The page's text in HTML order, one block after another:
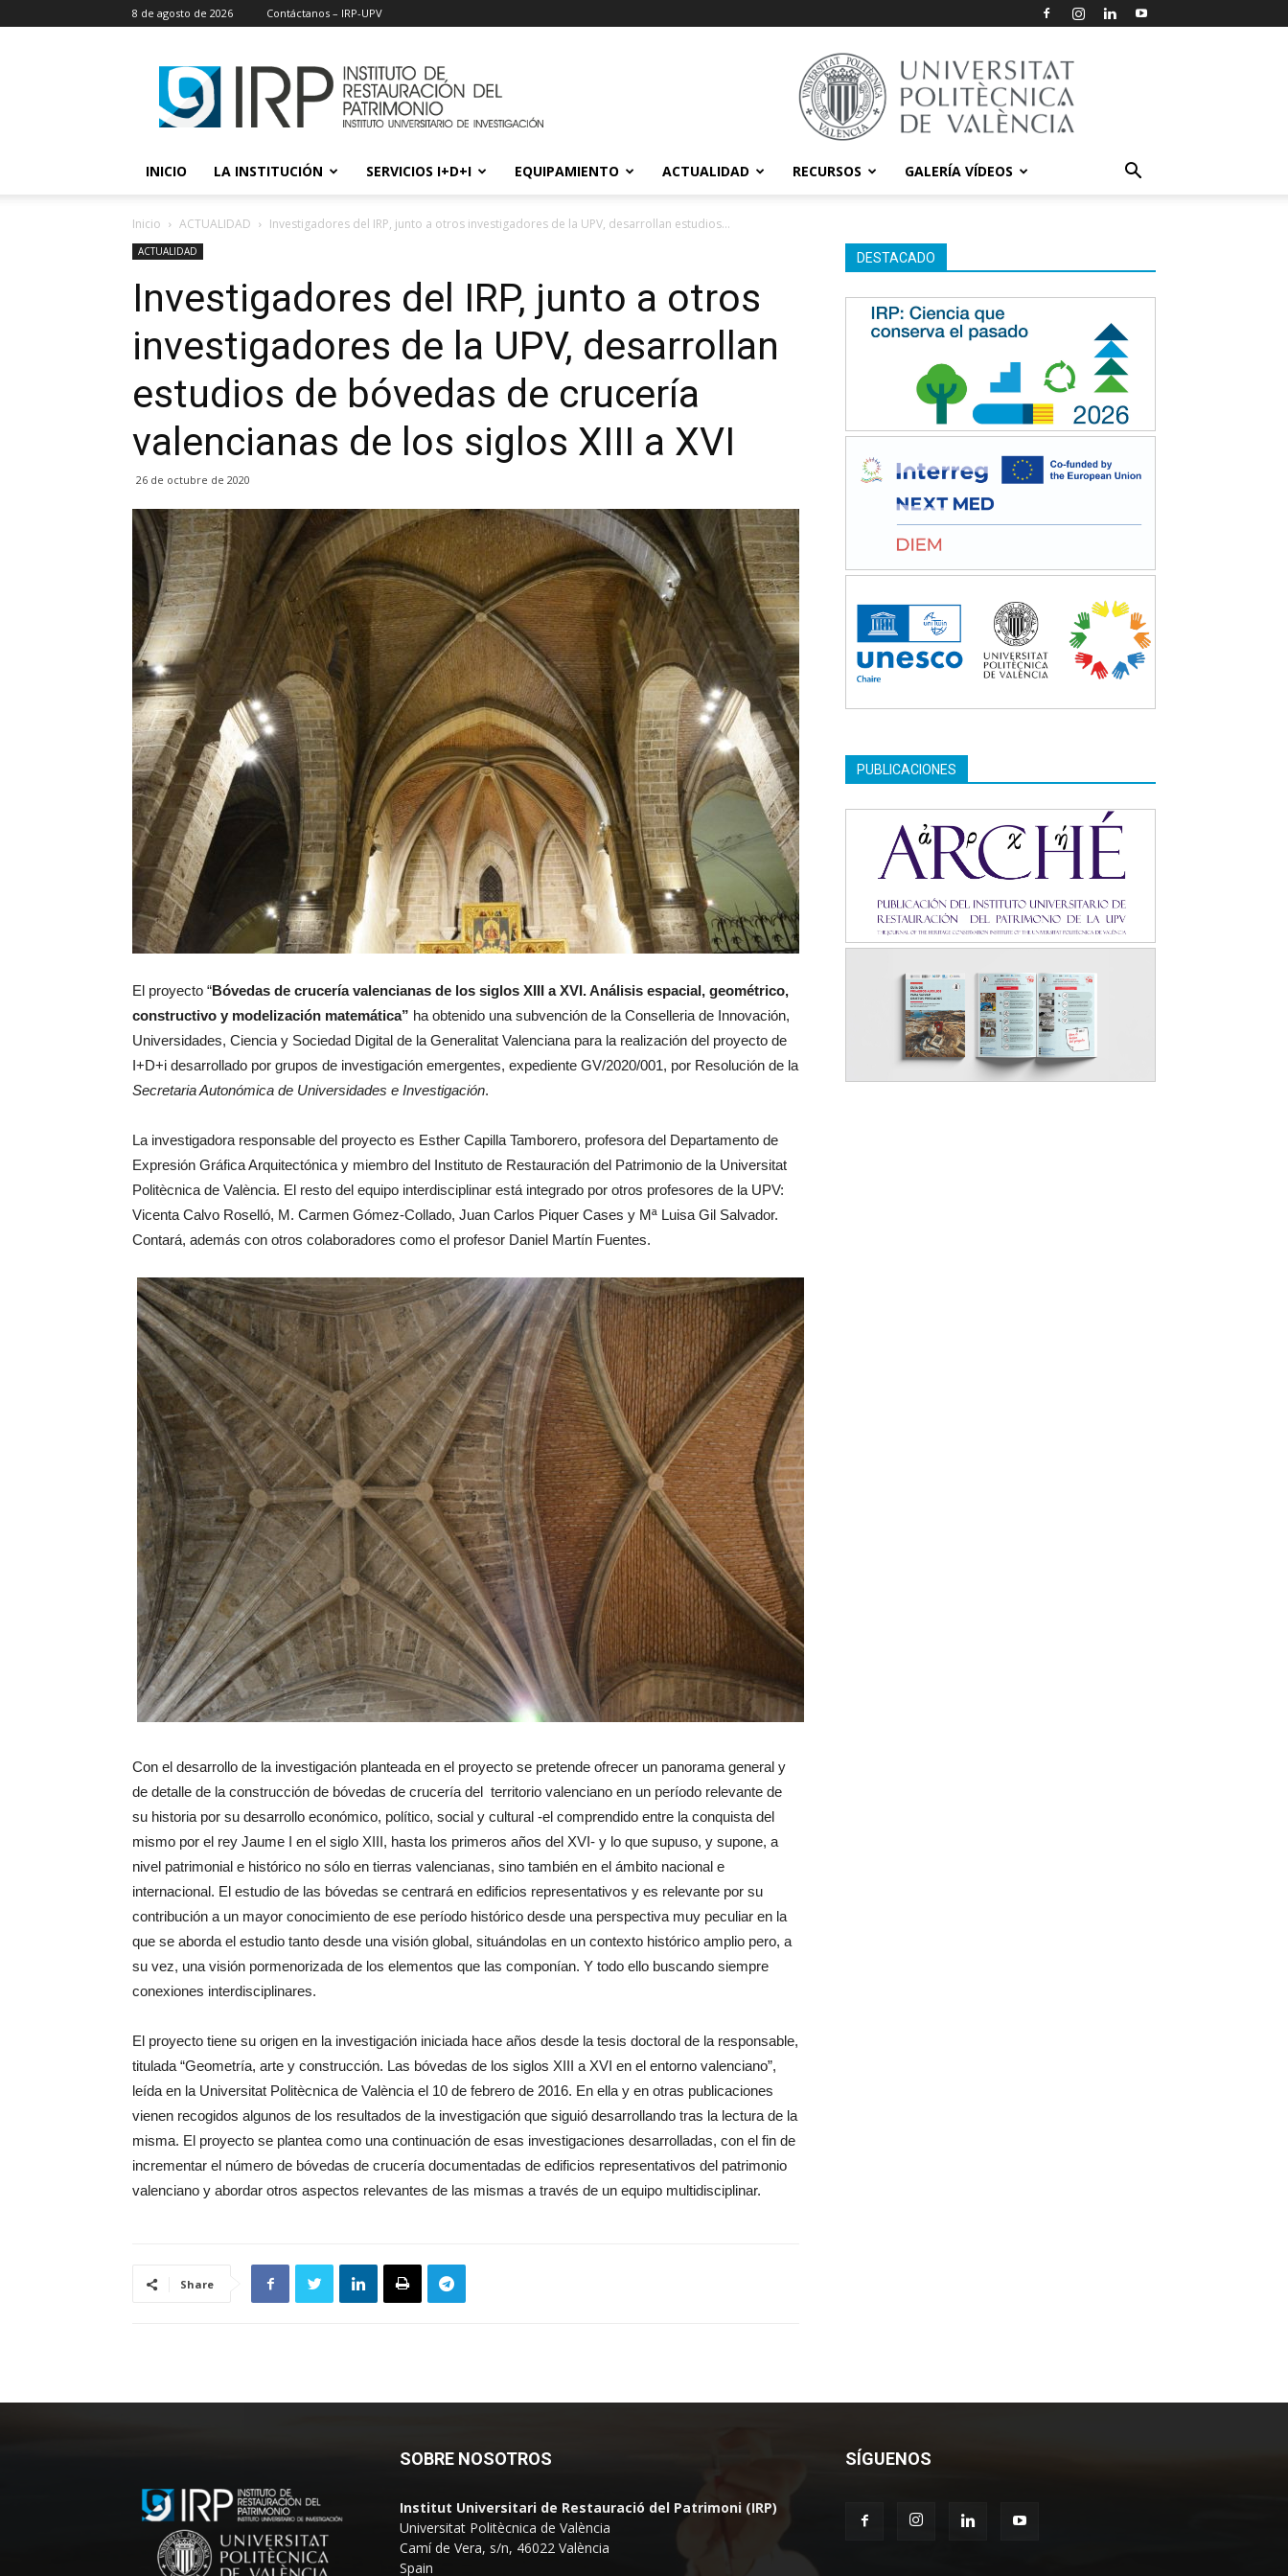
8 de agosto de 2026 Contáctanos – IRP-UPV
IRP
INICIO LA INSTITUCIÓN SERVICIOS I+D+I EQUIPAMIENTO ACTUALIDAD RECURSOS GALERÍA VÍDEOS
Inicio ACTUALIDAD Investigadores del IRP, junto a otros investigadores de la UPV, desarrollan estudios...
ACTUALIDAD
Investigadores del IRP, junto a otros
investigadores de la UPV, desarrollan
estudios de bóvedas de crucería
valencianas de los siglos XIII a XVI
26 de octubre de 2020
El proyecto “Bóvedas de crucería valencianas de los siglos XIII a XVI. Análisis espacial, geométrico,
constructivo y modelización matemática” ha obtenido una subvención de la Conselleria de Innovación,
Universidades, Ciencia y Sociedad Digital de la Generalitat Valenciana para la realización del proyecto de
I+D+i desarrollado por grupos de investigación emergentes, expediente GV/2020/001, por Resolución de la
Secretaria Autonómica de Universidades e Investigación.
La investigadora responsable del proyecto es Esther Capilla Tamborero, profesora del Departamento de
Expresión Gráfica Arquitectónica y miembro del Instituto de Restauración del Patrimonio de la Universitat
Politècnica de València. El resto del equipo interdisciplinar está integrado por otros profesores de la UPV:
Vicenta Calvo Roselló, M. Carmen Gómez-Collado, Juan Carlos Piquer Cases y Mª Luisa Gil Salvador.
Contará, además con otros colaboradores como el profesor Daniel Martín Fuentes.
Con el desarrollo de la investigación planteada en el proyecto se pretende ofrecer un panorama general y
de detalle de la construcción de bóvedas de crucería del territorio valenciano en un período relevante de
su historia por su desarrollo económico, político, social y cultural -el comprendido entre la conquista del
mismo por el rey Jaume I en el siglo XIII, hasta los primeros años del XVI- y lo que supuso, y supone, a
nivel patrimonial e histórico no sólo en tierras valencianas, sino también en el ámbito nacional e
internacional. El estudio de las bóvedas se centrará en edificios representativos y es relevante por su
contribución a un mayor conocimiento de ese período histórico desde una perspectiva muy peculiar en la
que se aborda el estudio tanto desde una visión global, situándolas en un contexto histórico amplio pero, a
su vez, una visión pormenorizada de los elementos que las componían. Y todo ello buscando siempre
conexiones interdisciplinares.
El proyecto tiene su origen en la investigación iniciada hace años desde la tesis doctoral de la responsable,
titulada “Geometría, arte y construcción. Las bóvedas de los siglos XIII a XVI en el entorno valenciano”,
leída en la Universitat Politècnica de València el 10 de febrero de 2016. En ella y en otras publicaciones
vienen recogidos algunos de los resultados de la investigación que siguió desarrollando tras la lectura de la
misma. El proyecto se plantea como una continuación de esas investigaciones desarrolladas, con el fin de
incrementar el número de bóvedas de crucería documentadas de edificios representativos del patrimonio
valenciano y abordar otros aspectos relevantes de las mismas a través de un equipo multidisciplinar.
Share
DESTACADO
PUBLICACIONES
SOBRE NOSOTROS
Institut Universitari de Restauració del Patrimoni (IRP)
Universitat Politècnica de València
Camí de Vera, s/n, 46022 València
Spain
SÍGUENOS